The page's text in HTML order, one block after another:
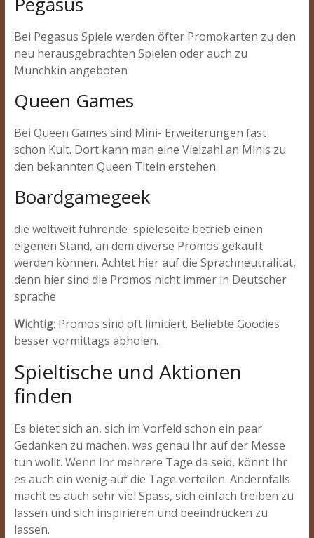
Bei Pegasus Spiele werden öfter Promokarten zu den
neu herausgebrachten Spielen oder auch zu
Munchkin angeboten
Queen Games
Bei Queen Games sind Mini- Erweiterungen fast
schon Kult. Dort kann man eine Vielzahl an Minis zu
den bekannten Queen Titeln erstehen.
Boardgamegeek
die weltweit führende spieleseite betrieb einen
eigenen Stand, an dem diverse Promos gekauft
werden können. Achtet hier auf die Sprachneutralität,
denn hier sind die Promos nicht immer in Deutscher
sprache
Wichtig: Promos sind oft limitiert. Beliebte Goodies
besser vormittags abholen.
Spieltische und Aktionen
finden
Es bietet sich an, sich im Vorfeld schon ein paar
Gedanken zu machen, was genau Ihr auf der Messe
tun wollt. Wenn Ihr mehrere Tage da seid, könnt Ihr
es auch ein wenig auf die Tage verteilen. Andernfalls
macht es auch sehr viel Spass, sich einfach treiben zu
lassen und sich inspirieren und beeindrucken zu
lassen.